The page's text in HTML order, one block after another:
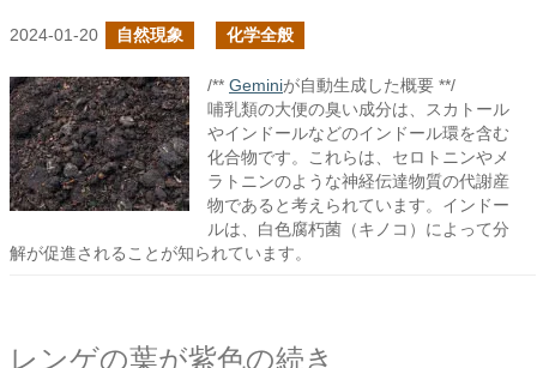
2024-01-20 自然現象 化学全般
/** Geminiが自動生成した概要 **/
哺乳類の大便の臭い成分は、スカトール
やインドールなどのインドール環を含む
化合物です。これらは、セロトニンやメ
ラトニンのような神経伝達物質の代謝産
物であると考えられています。インドー
ルは、白色腐朽菌（キノコ）によって分
解が促進されることが知られています。
レンゲの葉が紫色の続き